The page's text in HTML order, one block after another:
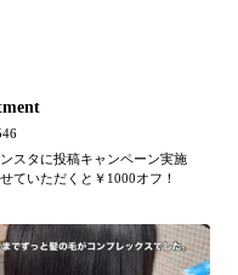
スタに投稿キャンペーン実施
ていただくと￥1000オフ！